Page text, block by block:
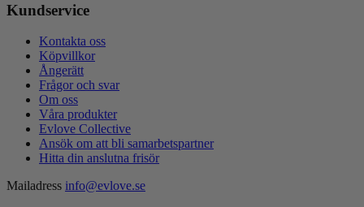
Kundservice
Kontakta oss
Köpvillkor
Ångerätt
Frågor och svar
Om oss
Våra produkter
Evlove Collective
Ansök om att bli samarbetspartner
Hitta din anslutna frisör
Mailadress info@evlove.se